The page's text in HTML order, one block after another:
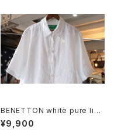
BENETTON white pure line
n S/S Shirt
¥9,900